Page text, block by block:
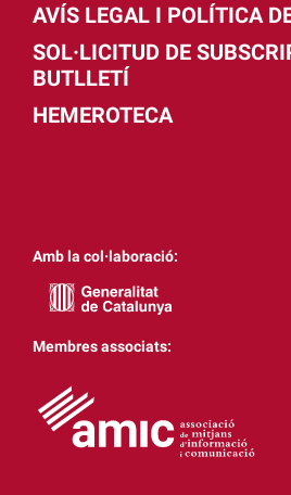
AVÍS LEGAL I POLÍTICA
SOL·LICITUD DE
BUTLLETÍ
HEMEROTECA
Amb la col·laboració:
Membres associats: